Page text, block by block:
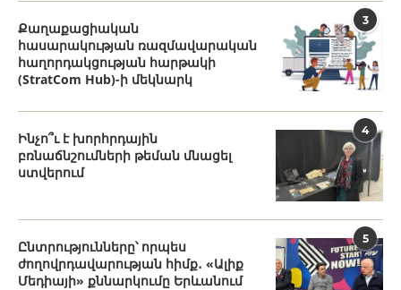
3
Քաղաքացիական
հասարակության ռազմավարական
հաղորդակցության հարթակի
(StratCom Hub)-ի մեկնարկ
4
Ինչո՞ւ է խորհրդային
բռնաճնշումների թեման մնացել
ստվերում
5
Ընտրությունները՝ որպես
ժողովրդավարության հիմք․ «Ալիք
Մեդիայի» քննարկումը Երևանում